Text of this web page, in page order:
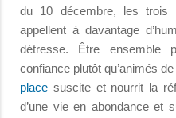
du 10 décembre, les trois
appellent à davantage
détresse. Être ensemble
confiance plutôt qu’animés
place suscite et nourrit la
d’une vie en abondance et